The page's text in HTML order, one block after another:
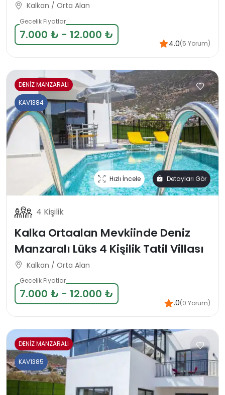
Kalkan / Orta Alan
Gecelik Fiyatlar
7.000 ₺ - 12.000 ₺
4.0(5 Yorum)
DENİZ MANZARALI
Hızlı İncele Detayları Gör
KAV1384
4 Kişilik
Kalka Ortaalan Mevkiinde Deniz
Manzaralı Lüks 4 Kişilik Tatil Villası
Kalkan / Orta Alan
Gecelik Fiyatlar
7.000 ₺ - 12.000 ₺
.0(0 Yorum)
DENİZ MANZARALI
KAV1385